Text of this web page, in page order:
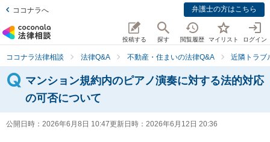
ココナラへ 弁護士の方はこちら
投稿する 探す 閲覧履歴 マイリスト ログイン
ココナラ法律相談 法律Q&A 不動産・住まいの法律Q&A 近隣トラブ
マンション規約内のピアノ演奏に対する法的対応
の可否について
公開日時： 2026年6月8日 10:47更新日時： 2026年6月12日 20:36